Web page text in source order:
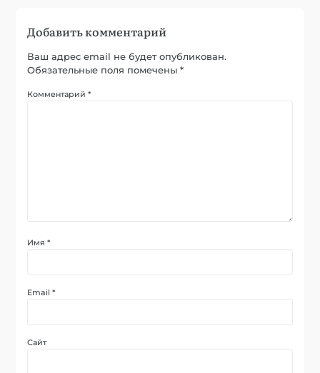
Добавить комментарий
Ваш адрес email не будет опубликован.
Обязательные поля помечены*
Комментарий*
Имя*
Email*
Сайт